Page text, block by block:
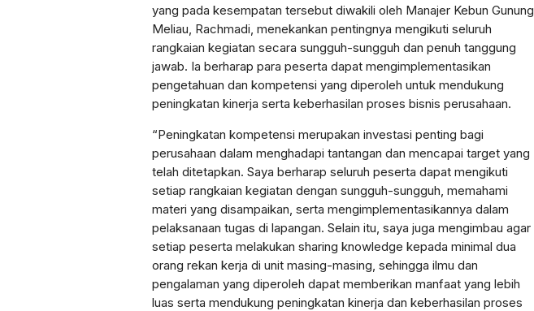
yang pada kesempatan tersebut diwakili oleh Manajer Kebun Gunung
Meliau, Rachmadi, menekankan pentingnya mengikuti seluruh
rangkaian kegiatan secara sungguh-sungguh dan penuh tanggung
jawab. Ia berharap para peserta dapat mengimplementasikan
pengetahuan dan kompetensi yang diperoleh untuk mendukung
peningkatan kinerja serta keberhasilan proses bisnis perusahaan.
“Peningkatan kompetensi merupakan investasi penting bagi
perusahaan dalam menghadapi tantangan dan mencapai target yang
telah ditetapkan. Saya berharap seluruh peserta dapat mengikuti
setiap rangkaian kegiatan dengan sungguh-sungguh, memahami
materi yang disampaikan, serta mengimplementasikannya dalam
pelaksanaan tugas di lapangan. Selain itu, saya juga mengimbau agar
setiap peserta melakukan sharing knowledge kepada minimal dua
orang rekan kerja di unit masing-masing, sehingga ilmu dan
pengalaman yang diperoleh dapat memberikan manfaat yang lebih
luas serta mendukung peningkatan kinerja dan keberhasilan proses